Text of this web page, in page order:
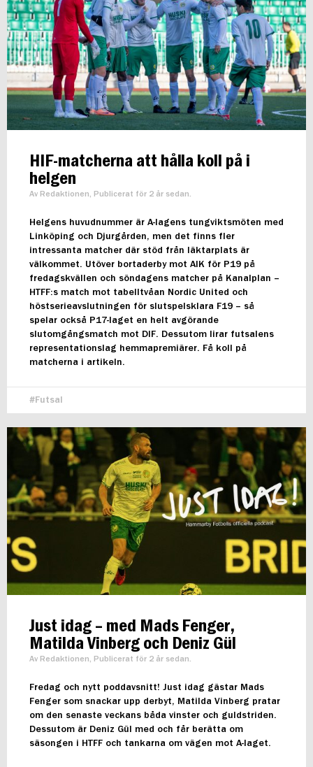
HIF-matcherna att hålla koll på i
helgen
Av Redaktionen, Publicerat för 2 år sedan.
Helgens huvudnummer är A-lagens tungviktsmöten med
Linköping och Djurgården, men det finns fler
intressanta matcher där stöd från läktarplats är
välkommet. Utöver bortaderby mot AIK för P19 på
fredagskvällen och söndagens matcher på Kanalplan –
HTFF:s match mot tabelltvåan Nordic United och
höstserieavslutningen för slutspelsklara F19 – så
spelar också P17-laget en helt avgörande
slutomgångsmatch mot DIF. Dessutom lirar futsalens
representationslag hemmapremiärer. Få koll på
matcherna i artikeln.
Futsal
Just idag – med Mads Fenger,
Matilda Vinberg och Deniz Gül
Av Redaktionen, Publicerat för 2 år sedan.
Fredag och nytt poddavsnitt! Just idag gästar Mads
Fenger som snackar upp derbyt, Matilda Vinberg pratar
om den senaste veckans båda vinster och guldstriden.
Dessutom är Deniz Gül med och får berätta om
säsongen i HTFF och tankarna om vägen mot A-laget.